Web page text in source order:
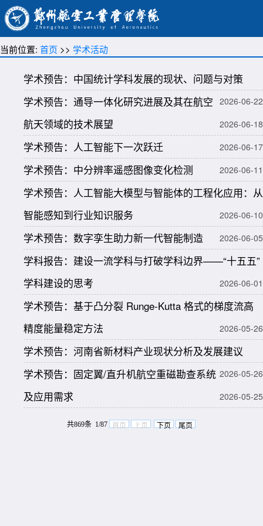
当前位置: 首页 >> 学术活动
学术预告：中国统计学科发展的现状、问题与对策
2026-06-22
学术预告：通导一体化研究进展及其在航空
航天领域的技术展望
2026-06-18
学术预告：人工智能下一次跃迁 2026-06-17
学术预告：中分辨率遥感图像变化检测 2026-06-11
学术预告：人工智能大模型与智能体的工程化应用：从
智能感知到行业知识服务
2026-06-10
学术预告：数字孪生助力新一代智能制造 2026-06-05
学科报告：建设一流学科与打破学科边界——“十五五”
学科建设的思考
2026-06-01
学术预告：基于凸分裂 Runge-Kutta 格式的梯度流高
精度能量稳定方法
2026-05-26
学术预告：河南省新材料产业现状分析及发展建议
2026-05-26
学术预告：固定翼/直升机航空重磁勘查系统
及应用需求
2026-05-25
共869条 1/87 首页 上页 下页 尾页